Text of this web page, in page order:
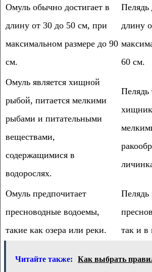
Омуль обычно достигает в
длину от 30 до 50 см, при
максимальном размере до 90
см.
Пелядь
длину
60 см.
Омуль является хищной
рыбой, питается мелкими
рыбами и питательными
веществами,
содержащимися в
водорослях.
Пелядь
Омуль предпочитает
пресноводные водоемы,
такие как озера или реки.
Пелядь
так и в
Читайте также: Как выбрать